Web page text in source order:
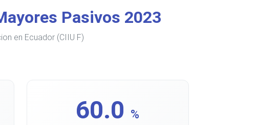
Pasivos 2023
en Ecuador (CIIU F)
60.0 %